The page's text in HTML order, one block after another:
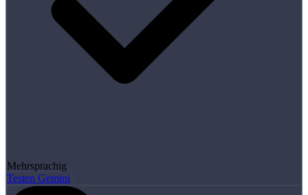
Mehrsprachig
Testen Gemini